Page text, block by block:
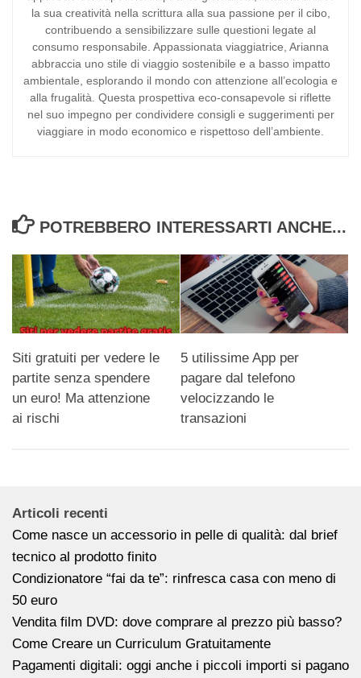
la sua creatività nella scrittura alla sua passione per il cibo,
contribuendo a sensibilizzare sulle questioni legate al
consumo responsabile. Appassionata viaggiatrice, Arianna
abbraccia uno stile di viaggio sostenibile e a basso impatto
ambientale, esplorando il mondo con attenzione all’ecologia e
alla frugalità. Questa prospettiva eco-consapevole si riflette
nel suo impegno per condividere consigli e suggerimenti per
viaggiare in modo economico e rispettoso dell’ambiente.
POTREBBERO INTERESSARTI ANCHE...
Siti gratuiti per vedere le
partite senza spendere
un euro! Ma attenzione
ai rischi
5 utilissime App per
pagare dal telefono
velocizzando le
transazioni
Articoli recenti
Come nasce un accessorio in pelle di qualità: dal brief
tecnico al prodotto finito
Condizionatore “fai da te”: rinfresca casa con meno di
50 euro
Vendita film DVD: dove comprare al prezzo più basso?
Come Creare un Curriculum Gratuitamente
Pagamenti digitali: oggi anche i piccoli importi si pagano